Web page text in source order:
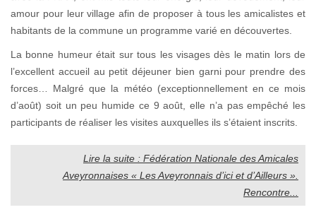
amour pour leur village afin de proposer à tous les amicalistes et
habitants de la commune un programme varié en découvertes.
La bonne humeur était sur tous les visages dès le matin lors de
l’excellent accueil au petit déjeuner bien garni pour prendre des
forces… Malgré que la météo (exceptionnellement en ce mois
d’août) soit un peu humide ce 9 août, elle n’a pas empêché les
participants de réaliser les visites auxquelles ils s’étaient inscrits.
Lire la suite : Fédération Nationale des Amicales
Aveyronnaises « Les Aveyronnais d’ici et d’Ailleurs ».
Rencontre...